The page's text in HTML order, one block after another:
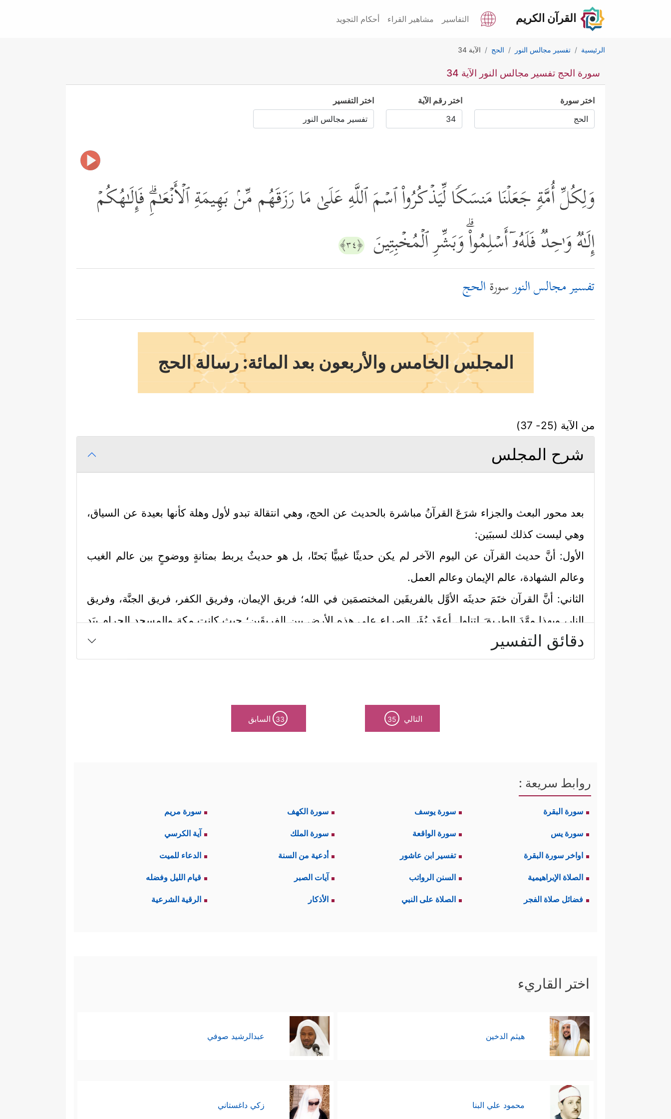
القرآن الكريم التفاسير مشاهير القراء أحكام التجويد
الرئيسية تفسير مجالس النور الحج الآية 34
سورة الحج تفسير مجالس النور الآية 34
اختر سورة اختر رقم الآية اختر التفسير
وَلِكُلِّ أُمَّةࣲ جَعَلۡنَا مَنسَكࣰا لِّیَذۡكُرُواْ ٱسۡمَ ٱللَّهِ عَلَىٰ مَا رَزَقَهُم مِّنۢ بَهِیمَةِ ٱلۡأَنۡعَـٰمِۗ فَإِلَـٰهُكُمۡ
إِلَـٰهࣱ وَ ٰ⁠حِدࣱ فَلَهُۥۤ أَسۡلِمُواْۗ وَبَشِّرِ ٱلۡمُخۡبِتِینَ ﴿٣٤﴾
تفسير مجالس النورسورةالحج
المجلس الخامس والأربعون بعد المائة: رسالة الحج
من الآية (25- 37)
شرح المجلس
بعد محور البعث والجزاء شرَعَ القرآنُ مباشرة بالحديث عن الحج، وهي انتقالة تبدو لأول وهلة كأنها بعيدة عن السياق،
وهي ليست كذلك لسببَين:
الأول: أنَّ حديث القرآن عن اليوم الآخر لم يكن حديثًا غيبيًّا بَحتًا، بل هو حديثٌ يربط بمتانةٍ ووضوحٍ بين عالم الغيب
وعالم الشهادة، عالم الإيمان وعالم العمل.
الثاني: أنَّ القرآن ختَمَ حديثَه الأوَّل بالفريقَين المختصمَين في الله؛ فريق الإيمان، وفريق الكفر، فريق الجنَّة، وفريق
النار، وبهذا مهَّدَ الطريقَ لتناول أعقَد بُؤَر الصراع على هذه الأرض بين الفريقَين؛ حيث كانت مكة والمسجد الحرام بيَدِ
الفريق المُشرِك الكافر، بينما كان المسلمون يرَون أنهم أَولَى بها، وأنَّ عليهم مسؤولية تطهيرها من رجس الأوثان،
وترْكها حرمًا آمنًا لكلِّ عاكفٍ وبادٍ لا يبتغي فيها إثمًا، ولا يدعو فيها لوثن.
المحور ليس الحديث عن ذات الحج، وإنَّما الإنكار على المشركين أنْ صدُّوا المؤمنين الموحِّدين عن دخول المسجد
الحرام، ولنتسَلسَل الآن مع حديث القرآن هذا:
وَٱلۡمَسۡجِدِ ٱلۡحَرَامِ ٱلَّذِی جَعَلۡنَـٰهُ لِلنَّاسِ سَوَاۤءً ٱلۡعَـٰكِفُ فِیهِ وَٱلۡبَادِۚ وَمَن یُرِدۡ فِیهِ بِإِلۡحَادِۭ بِظُلۡمࣲ نُّذِقۡهُ مِنۡ عَذَابٍ أَلِیمࣲ﴾
شديدًا، كأنَّه يُهيئُ المسلمين لمرحلة الصدام، والتي هي موضوع المحور الثالث لهذه السورة المباركة.
ثانيًا: ذكَّر القرآنُ بعمق الهويَّة الدينيَّة والتاريخيَّة لفريضة الحجِّ﴿وَإِذۡ بَوَّأۡنَا لِإِبۡرَ ٰ⁠هِیمَ مَكَانَ ٱلۡبَیۡتِ أَن لَّا تُشۡرِكۡ بِی شَیۡـࣰٔا وَطَهِّرۡ بَیۡتِیَ لِلطَّاۤىِٕفِینَ
وَٱلۡقَاۤىِٕمِینَ وَٱلرُّكَّعِ ٱلسُّجُودِ
وَأَذِّن فِی ٱلنَّاسِ بِٱلۡحَجِّ یَأۡتُوكَ رِجَالࣰا وَعَلَىٰ كُلِّ ضَامِرࣲ یَأۡتِینَ مِن كُلِّ فَجٍّ عَمِیقࣲ﴾
ولا شكَّ أنَّ ذِكر إبراهيم
عليه السلام في هذا السياق له دلالته الكبيرة في الصراع مع الجبهة الوثنيَّة؛ حيث كانت قريش
تتبنَّى رعايةَ التراث الإبراهيمي في مكة، ومن ثَمَّ كان نَزع هذه الدعوى وإبطالها إنَّما هو نزعٌ لشرعية المشركين في
إدارتهم لمكة ولشؤون الحجِّ فيها، وفي الآيات بِشارة بانتشار هذا الدين وقبوله، وتلبية الناس لنداء الحج مِن كلِّ فجٍّ
وَیَذۡكُرُواْ ٱسۡمَ ٱللَّهِ فِیۤ أَیَّامࣲ مَّعۡلُومَـٰتٍ عَلَىٰ مَا رَزَقَهُم مِّنۢ بَهِیمَةِ ٱلۡأَنۡعَـٰمِۖ فَكُلُواْ مِنۡهَا وَأَطۡعِمُواْ ٱلۡبَاۤىِٕسَ ٱلۡفَقِیرَ
وقد ورد في الآية بعض الأحكام الفقهيَّة المتعلِّقة بالحجِّ مما هي مُوسَّعة في كتب الفقه؛ كالطواف، والهَدْي، والنَّذْر،
وتخصيص أيام مفرَّغة لذِكرِ الله.
شَعَـٰۤىِٕرَ ٱللَّهِ فَإِنَّهَا مِن تَقۡوَى ٱلۡقُلُوبِ﴾
ولا شكَّ أنَّ هذا التعظيم مع ما فيه من معنى التديُّن والتعبُّد الصادق، يُرسِّخ في الأمة روحَ الاعتزاز بهويتها الجامعة، وهذه
دقائق التفسير
التالي 35
33 السابق
روابط سريعة :
سورة البقرة سورة يوسف سورة الكهف سورة مريم
سورة يس سورة الواقعة سورة الملك آية الكرسي
اواخر سورة البقرة تفسير ابن عاشور أدعية من السنة الدعاء للميت
الصلاة الإبراهيمية السنن الرواتب آيات الصبر قيام الليل وفضله
فضائل صلاة الفجر الصلاة على النبي الأذكار الرقية الشرعية
اختر القاريء
هيثم الدخين عبدالرشيد صوفي
محمود علي البنا زكي داغستاني